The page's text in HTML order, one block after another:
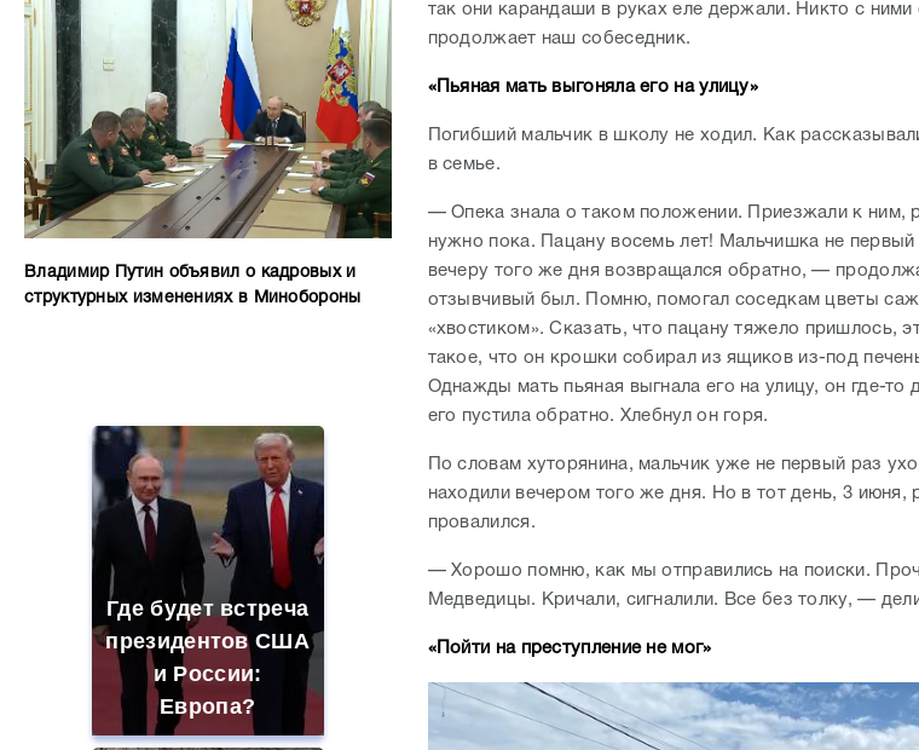
Владимир Путин объявил о кадровых и
структурных изменениях в Минобороны
Где будет встреча
президентов США
и России:
Европа?
так они карандаши в руках еле держали. Никто с
продолжает наш собеседник.
«Пьяная мать выгоняла его на улицу»
Погибший мальчик в школу не ходил. Как
в семье.
— Опека знала о таком положении. Приезжали к ним,
нужно пока. Пацану восемь лет! Мальчишка не первый
вечеру того же дня возвращался обратно, —
отзывчивый был. Помню, помогал соседкам цветы
«хвостиком». Сказать, что пацану тяжело пришлось,
такое, что он крошки собирал из ящиков из-под
Однажды мать пьяная выгнала его на улицу, он где-то
его пустила обратно. Хлебнул он горя.
По словам хуторянина, мальчик уже не первый раз
находили вечером того же дня. Но в тот день, 3 июня,
провалился.
— Хорошо помню, как мы отправились на поиски.
Медведицы. Кричали, сигналили. Все без толку, —
«Пойти на преступление не мог»